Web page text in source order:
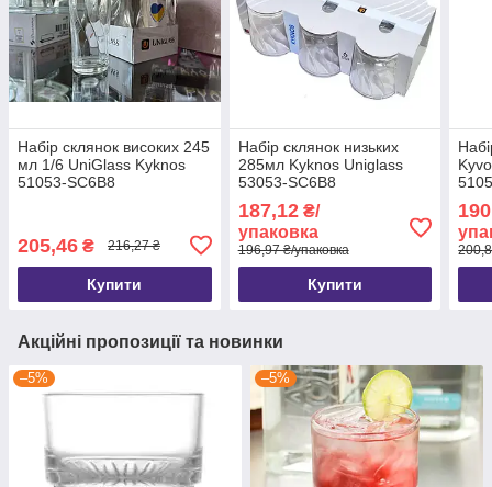
Набір склянок високих 245
мл 1/6 UniGlass Kyknos
51053-SC6B8
205,46 ₴ 216,27 ₴
Купити
Набір склянок низьких
285мл Kyknos Uniglass
53053-SC6B8
187,12₴/
упаковка
196,97 ₴/упаковка
Купити
Акційні пропозиції та новинки
–5% –5%